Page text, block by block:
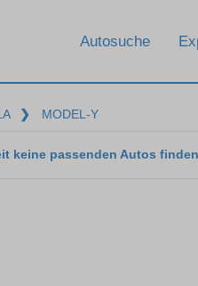
Autosuche
❯ MODEL-Y
keine passenden Autos